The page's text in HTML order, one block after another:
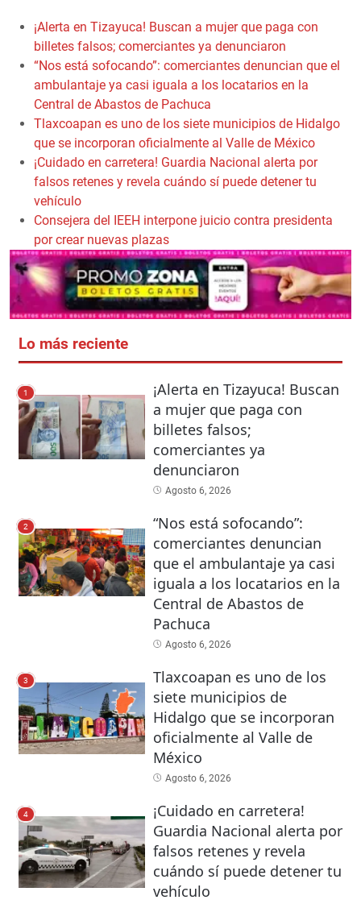
¡Alerta en Tizayuca! Buscan a mujer que paga con
billetes falsos; comerciantes ya denunciaron
“Nos está sofocando”: comerciantes denuncian que el
ambulantaje ya casi iguala a los locatarios en la
Central de Abastos de Pachuca
Tlaxcoapan es uno de los siete municipios de Hidalgo
que se incorporan oficialmente al Valle de México
¡Cuidado en carretera! Guardia Nacional alerta por
falsos retenes y revela cuándo sí puede detener tu
vehículo
Consejera del IEEH interpone juicio contra presidenta
por crear nuevas plazas
Lo más reciente
1
¡Alerta en Tizayuca! Buscan
a mujer que paga con
billetes falsos;
comerciantes ya
denunciaron
Agosto 6, 2026
2
“Nos está sofocando”:
comerciantes denuncian
que el ambulantaje ya casi
iguala a los locatarios en la
Central de Abastos de
Pachuca
Agosto 6, 2026
3
Tlaxcoapan es uno de los
siete municipios de
Hidalgo que se incorporan
oficialmente al Valle de
México
Agosto 6, 2026
4
¡Cuidado en carretera!
Guardia Nacional alerta por
falsos retenes y revela
cuándo sí puede detener tu
vehículo